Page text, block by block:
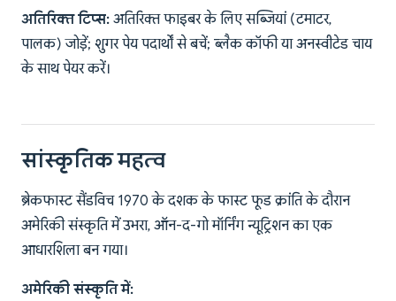
अतिरिक्त टिप्स: अतिरिक्त फाइबर के लिए सब्जियां (टमाटर,
पालक) जोड़ें; शुगर पेय पदार्थों से बचें; ब्लैक कॉफी या अनस्वीटेड चाय
के साथ पेयर करें।
सांस्कृतिक महत्व
ब्रेकफास्ट सैंडविच 1970 के दशक के फास्ट फूड क्रांति के दौरान
अमेरिकी संस्कृति में उभरा, ऑन-द-गो मॉर्निंग न्यूट्रिशन का एक
आधारशिला बन गया।
अमेरिकी संस्कृति में: